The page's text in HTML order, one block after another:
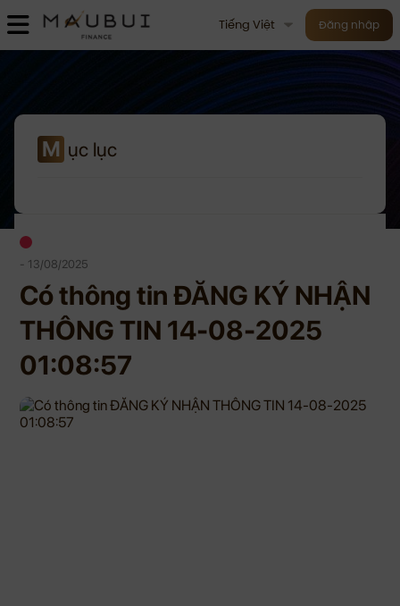
Tiếng Việt Đăng nhập
M ục lục
- 13/08/2025
Có thông tin ĐĂNG KÝ NHẬN
THÔNG TIN 14-08-2025
01:08:57